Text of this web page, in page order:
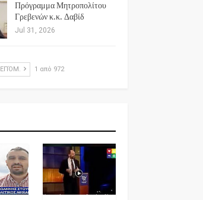
Πρόγραμμα Μητροπολίτου
Γρεβενών κ.κ. Δαβίδ
Jul 31, 2026
ΕΠΌΜ. 1 από 972